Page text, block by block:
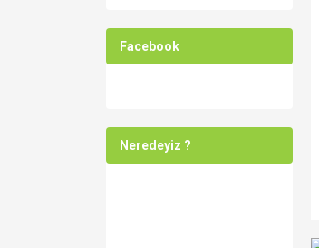
Facebook
Neredeyiz ?